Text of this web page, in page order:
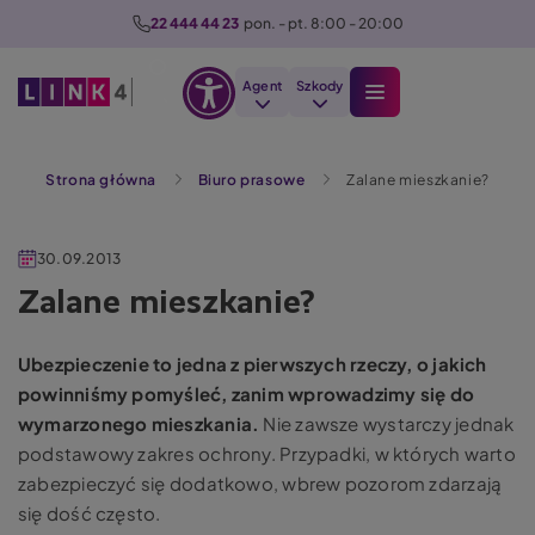
22 444 44 23 pon. - pt. 8:00 - 20:00
dostępności
Agent Szkody
Strona główna Biuro prasowe Zalane mieszkanie?
30.09.2013
Zalane mieszkanie?
Ubezpieczenie to jedna z pierwszych rzeczy, o jakich
powinniśmy pomyśleć, zanim wprowadzimy się do
wymarzonego mieszkania. Nie zawsze wystarczy jednak
podstawowy zakres ochrony. Przypadki, w których warto
zabezpieczyć się dodatkowo, wbrew pozorom zdarzają
się dość często.